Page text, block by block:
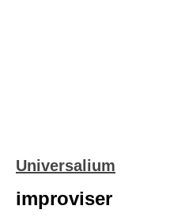
Universalium
improviser